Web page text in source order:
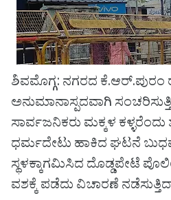
ಶಿವಮೊಗ್ಗ: ನಗರದ ಕೆ.ಆರ್.ಪುರಂ
ಅನುಮಾನಾಸ್ಪದವಾಗಿ
ಸಾರ್ವಜನಿಕರು ಮಕ್ಕಳ
ಧರ್ಮದೇಟು ಹಾಕಿದ ಘಟನೆ
ಸ್ಥಳಕ್ಕಾಗಮಿಸಿದ ದೊಡ್ಡಪೇಟೆ
ವಶಕ್ಕೆ ಪಡೆದು ವಿಚಾರಣೆ